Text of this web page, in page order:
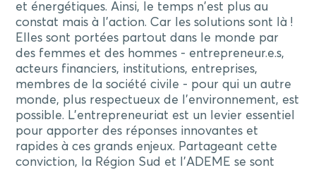
et énergétiques. Ainsi, le temps n'est plus au
constat mais à l'action. Car les solutions sont là !
Elles sont portées partout dans le monde par
des femmes et des hommes - entrepreneur.e.s,
acteurs financiers, institutions, entreprises,
membres de la société civile - pour qui un autre
monde, plus respectueux de l’environnement, est
possible. L'entrepreneuriat est un levier essentiel
pour apporter des réponses innovantes et
rapides à ces grands enjeux. Partageant cette
conviction, la Région Sud et l’ADEME se sont